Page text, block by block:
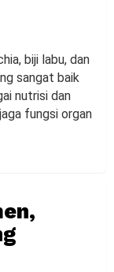
biji labu, dan
sangat baik
nutrisi dan
fungsi organ